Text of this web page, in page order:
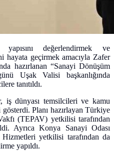
değerlendirmek ve
hayata geçirmek amacıyla Zafer
hazırlanan “Sanayi Dönüşüm
Uşak Valisi başkanlığında
tanıtıldı.
iş dünyası temsilcileri ve kamu
Planı hazırlayan Türkiye
(TEPAV) yetkilisi tarafından
Ayrıca Konya Sanayi Odası
yetkilisi tarafından da
yapıldı.